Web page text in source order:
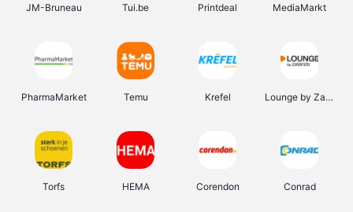
JM-Bruneau Tui.be Printdeal MediaMarkt
PharmaMarket Temu Krefel Lounge by Zalando
Torfs HEMA Corendon Conrad